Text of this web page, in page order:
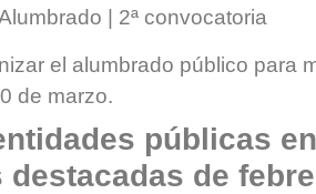
| 2ª convocatoria
el alumbrado público para
de marzo.
públicas
de